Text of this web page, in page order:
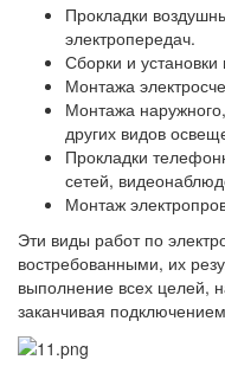
Прокладки
электропередач.
Сборки и установки
Монтажа
Монтажа
других видов
Прокладки
сетей,
Монтаж
Эти виды работ по
востребованными, их
выполнение всех целей,
заканчивая